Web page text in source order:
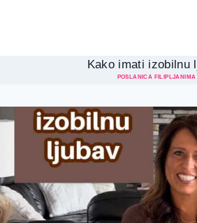
Kako imati izobilnu
POSLANICA FILIPLJANIMA